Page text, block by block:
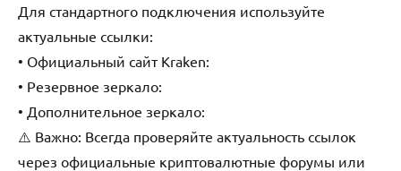
Для стандартного подключения используйте
актуальные ссылки:
• Официальный сайт Kraken:
• Резервное зеркало:
• Дополнительное зеркало:
⚠️ Важно: Всегда проверяйте актуальность ссылок
через официальные криптовалютные форумы или